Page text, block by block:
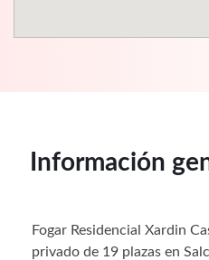
Información
Fogar Residencial Xardin
privado de 19 plazas en